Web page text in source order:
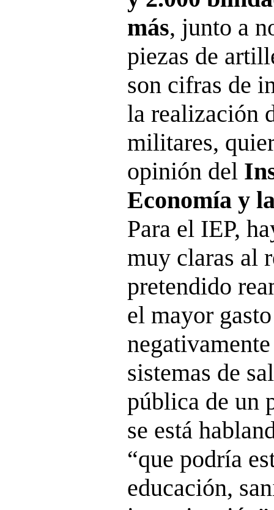
más, junto a
piezas de
son cifras de
la realización
militares,
opinión del
Economía y
Para el IEP,
muy claras al
pretendido
el mayor
sistemas de
pública de un
se está
“que podría
educación,